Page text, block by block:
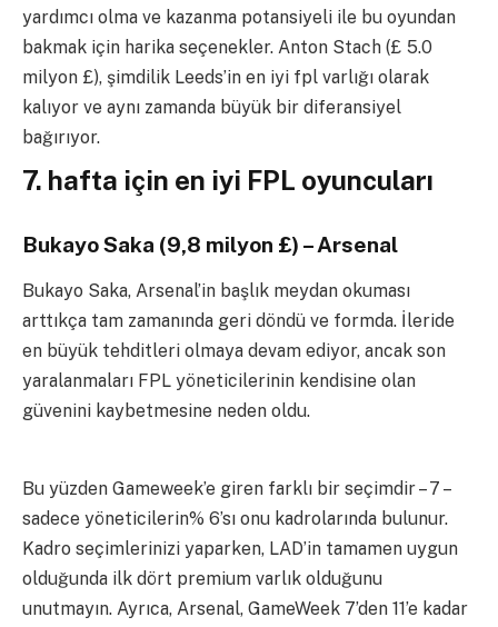
yardımcı olma ve kazanma potansiyeli ile bu oyundan
bakmak için harika seçenekler. Anton Stach (£ 5.0
milyon £), şimdilik Leeds’in en iyi fpl varlığı olarak
kalıyor ve aynı zamanda büyük bir diferansiyel
bağırıyor.
7. hafta için en iyi FPL oyuncuları
Bukayo Saka (9,8 milyon £) – Arsenal
Bukayo Saka, Arsenal’in başlık meydan okuması
arttıkça tam zamanında geri döndü ve formda. İleride
en büyük tehditleri olmaya devam ediyor, ancak son
yaralanmaları FPL yöneticilerinin kendisine olan
güvenini kaybetmesine neden oldu.
Bu yüzden Gameweek’e giren farklı bir seçimdir – 7 –
sadece yöneticilerin% 6’sı onu kadrolarında bulunur.
Kadro seçimlerinizi yaparken, LAD’in tamamen uygun
olduğunda ilk dört premium varlık olduğunu
unutmayın. Ayrıca, Arsenal, GameWeek 7’den 11’e kadar